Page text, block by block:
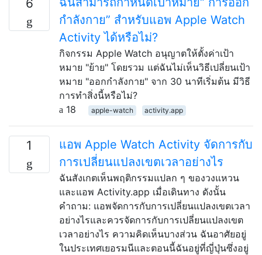
6
กำลังกาย” สำหรับแอพ Apple Watch
Activity ได้หรือไม่?
กิจกรรม Apple Watch อนุญาตให้ตั้งค่าเป้า
หมาย "ย้าย" โดยรวม แต่ฉันไม่เห็นวิธีเปลี่ยนเป้า
หมาย "ออกกำลังกาย" จาก 30 นาทีเริ่มต้น มีวิธี
การทำสิ่งนี้หรือไม่?
18
apple-watch activity.app
1
แอพ Apple Watch Activity จัดการกับ
การเปลี่ยนแปลงเขตเวลาอย่างไร
ฉันสังเกตเห็นพฤติกรรมแปลก ๆ ของวงแหวน
และแอพ Activity.app เมื่อเดินทาง ดังนั้น
คำถาม: แอพจัดการกับการเปลี่ยนแปลงเขตเวลา
อย่างไรและควรจัดการกับการเปลี่ยนแปลงเขต
เวลาอย่างไร ความคิดเห็นบางส่วน ฉันอาศัยอยู่
ในประเทศเยอรมนีและตอนนี้ฉันอยู่ที่ญี่ปุ่นซึ่งอยู่